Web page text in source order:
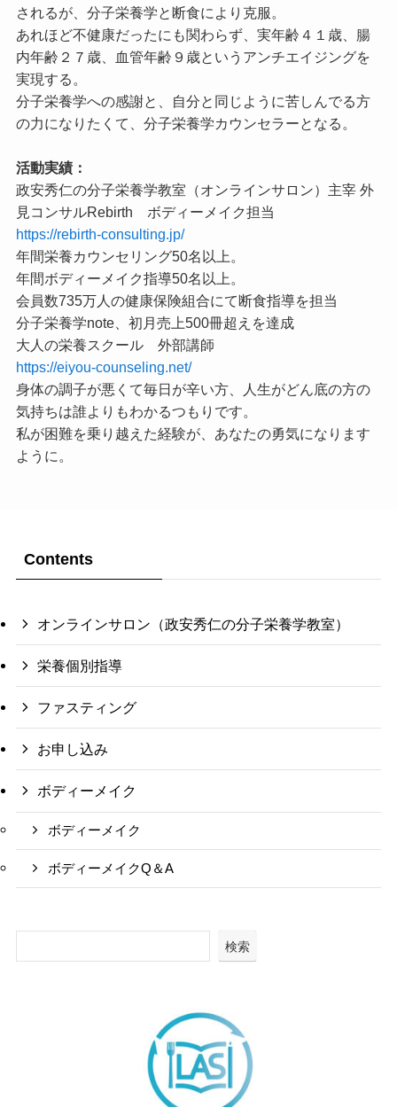
されるが、分子栄養学と断食により克服。
あれほど不健康だったにも関わらず、実年齢４１歳、腸
内年齢２７歳、血管年齢９歳というアンチエイジングを
実現する。
分子栄養学への感謝と、自分と同じように苦しんでる方
の力になりたくて、分子栄養学カウンセラーとなる。
活動実績：
政安秀仁の分子栄養学教室（オンラインサロン）主宰 外
見コンサルRebirth ボディーメイク担当
https://rebirth-consulting.jp/
年間栄養カウンセリング50名以上。
年間ボディーメイク指導50名以上。
会員数735万人の健康保険組合にて断食指導を担当
分子栄養学note、初月売上500冊超えを達成
大人の栄養スクール 外部講師
https://eiyou-counseling.net/
身体の調子が悪くて毎日が辛い方、人生がどん底の方の
気持ちは誰よりもわかるつもりです。
私が困難を乗り越えた経験が、あなたの勇気になります
ように。
Contents
オンラインサロン（政安秀仁の分子栄養学教室）
栄養個別指導
ファスティング
お申し込み
ボディーメイク
ボディーメイク
ボディーメイクQ＆A
検索